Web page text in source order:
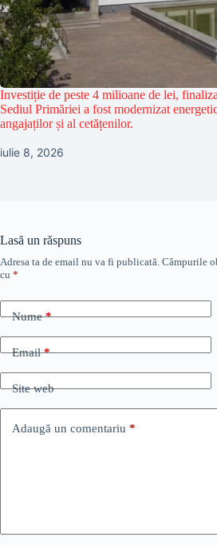
Investiție de peste 4 milioane de lei,
Sediul Primăriei a fost modernizat
angajaților și al cetățenilor.
iulie 8, 2026
Lasă un răspuns
Adresa ta de email nu va fi publicată. Câmpurile
cu *
Nume*
Email*
Site web
Adaugă un comentariu *